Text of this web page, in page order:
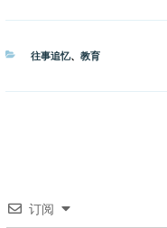
分
往事追忆、 教育
订阅